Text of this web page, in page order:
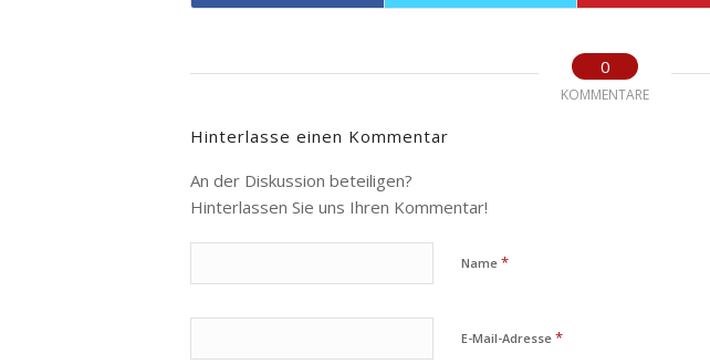
0
KOMMENTARE
Hinterlasse einen Kommentar
An der Diskussion beteiligen?
Hinterlassen Sie uns Ihren Kommentar!
Name *
E-Mail-Adresse *